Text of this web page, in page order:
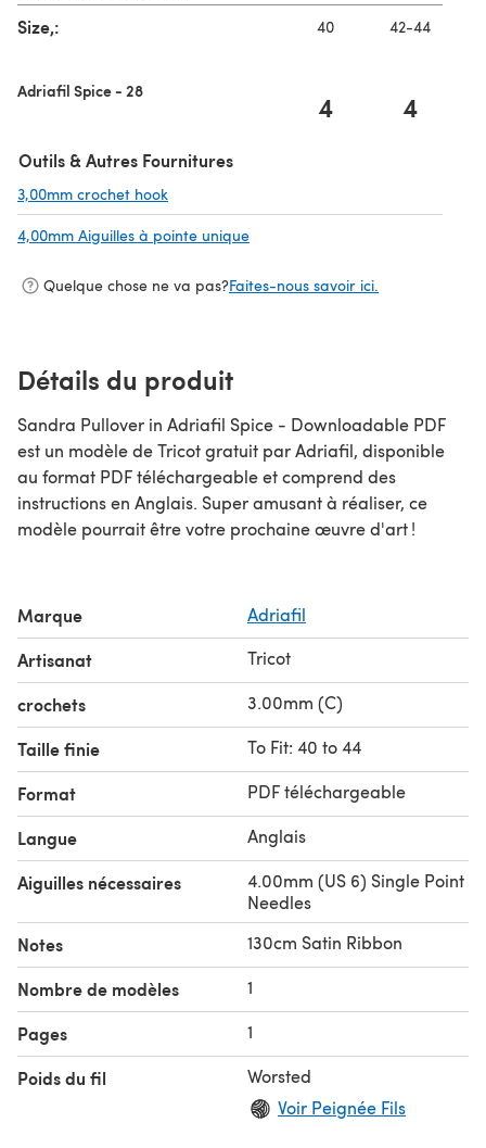
Size,: 40 42-44
Adriafil Spice - 28 4 4
Outils & Autres Fournitures
3,00mm crochet hook
4,00mm Aiguilles à pointe unique
Quelque chose ne va pas?Faites-nous savoir ici.
Détails du produit
Sandra Pullover in Adriafil Spice - Downloadable PDF
est un modèle de Tricot gratuit par Adriafil, disponible
au format PDF téléchargeable et comprend des
instructions en Anglais. Super amusant à réaliser, ce
modèle pourrait être votre prochaine œuvre d'art !
Marque Adriafil
Artisanat Tricot
crochets 3.00mm (C)
Taille finie To Fit: 40 to 44
Format PDF téléchargeable
Langue Anglais
Aiguilles nécessaires
4.00mm (US 6) Single Point
Needles
Notes 130cm Satin Ribbon
Nombre de modèles 1
Pages 1
Poids du fil
Worsted
Voir Peignée Fils